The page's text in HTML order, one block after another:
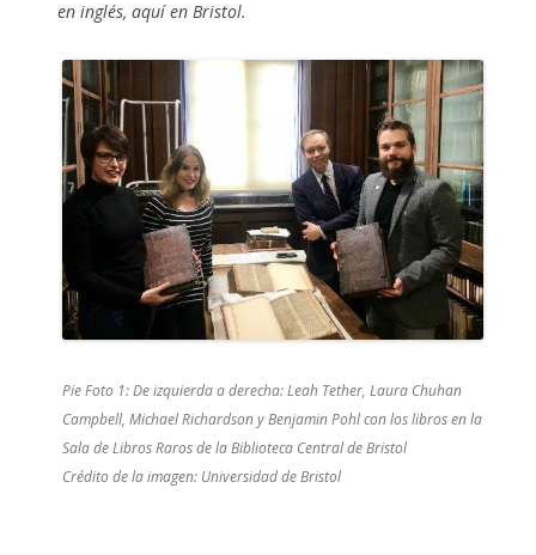
en inglés, aquí en Bristol.
Pie Foto 1: De izquierda a derecha: Leah Tether, Laura Chuhan
Campbell, Michael Richardson y Benjamin Pohl con los libros en la
Sala de Libros Raros de la Biblioteca Central de Bristol
Crédito de la imagen: Universidad de Bristol